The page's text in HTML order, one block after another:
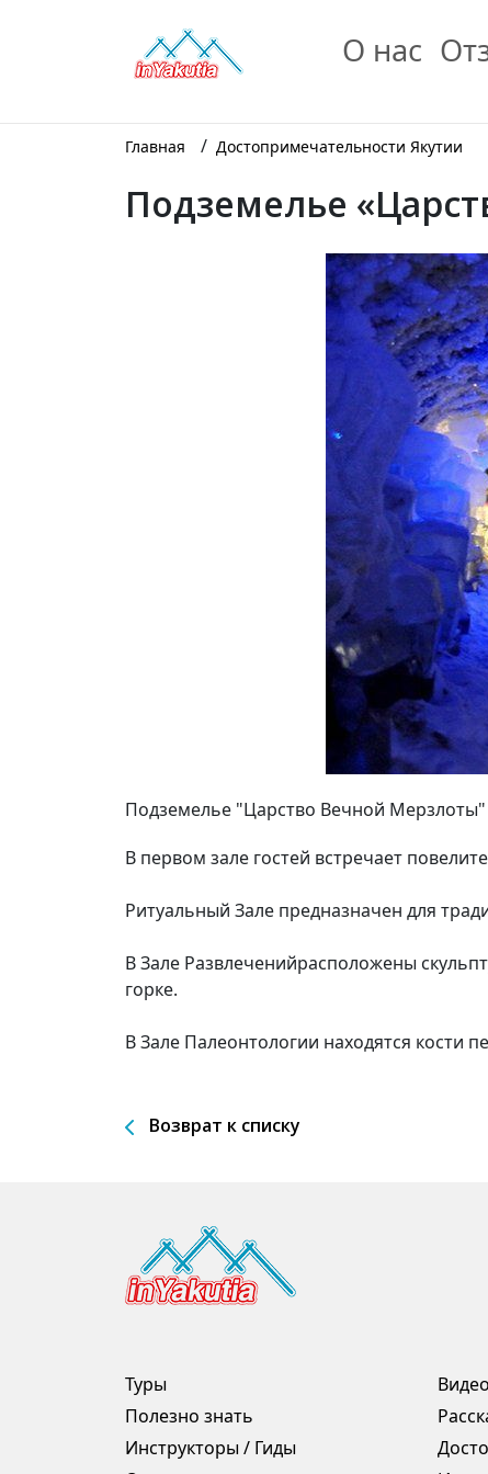
О нас
Главная / Достопримечательности Якутии
Подземелье
Подземелье "Царство Вечной
В первом зале гостей встречает
Ритуальный Зале предназначен для
В Зале Развлеченийрасположены
горке.
В Зале Палеонтологии находятся кости
Возврат к списку
Туры
Полезно знать
Инструкторы / Гиды